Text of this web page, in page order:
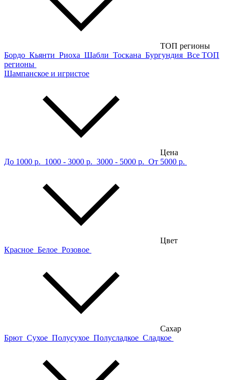
ТОП регионы
Бордо Кьянти Риоха Шабли Тоскана Бургундия Все ТОП
регионы
Шампанское и игристое
Цена
До 1000 р. 1000 - 3000 р. 3000 - 5000 р. От 5000 р.
Цвет
Красное Белое Розовое
Сахар
Брют Сухое Полусухое Полусладкое Сладкое